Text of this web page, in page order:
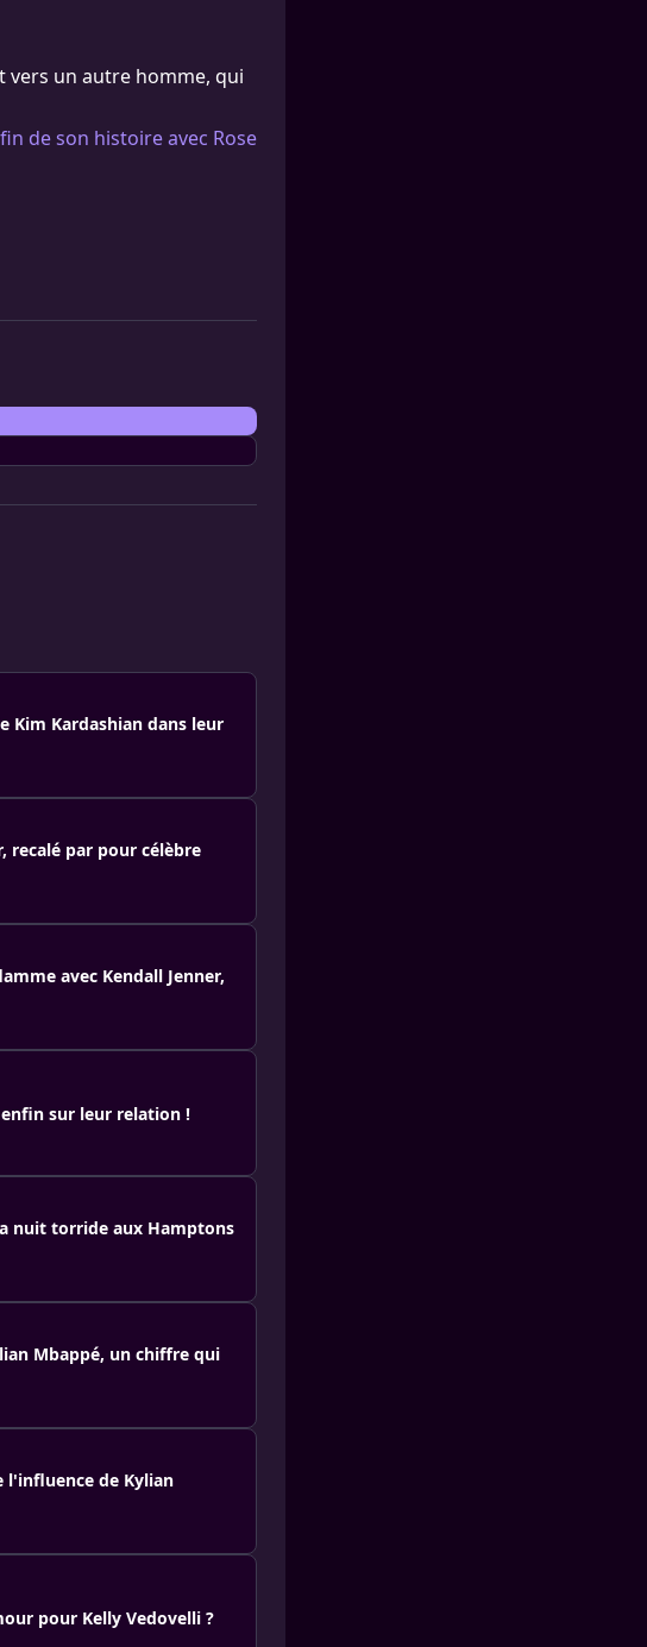
vers un autre homme, qui
de son histoire avec Rose
Kim Kardashian dans leur
recalé par pour célèbre
avec Kendall Jenner,
enfin sur leur relation !
nuit torride aux Hamptons
Mbappé, un chiffre qui
l'influence de Kylian
pour Kelly Vedovelli ?